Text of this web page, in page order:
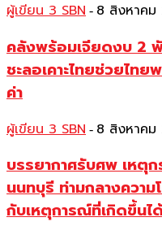
ผู้เขียน 3 SBN - 8 สิงหาคม
คลังพร้อมเจียดงบ 2
ชะลอเคาะไทยช่วยไท
ค่า
ผู้เขียน 3 SBN - 8 สิงหาคม
บรรยากาศรับศพ เหตุ
นนทบุรี ท่ามกลางความ
กับเหตุการณ์ที่เกิดขึ้นไ